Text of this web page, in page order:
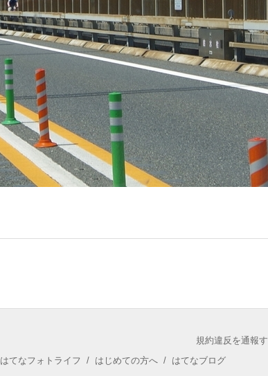
規約違反を通報
はてなフォトライフ / はじめての方へ / はてなブログ